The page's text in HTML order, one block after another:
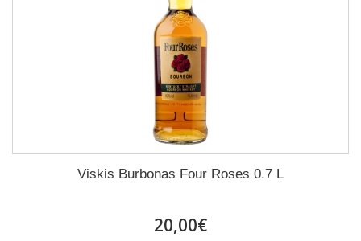
Viskis Burbonas Four Roses 0.7 L
20,00€